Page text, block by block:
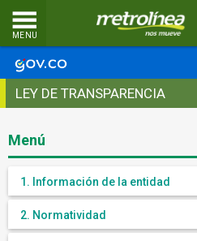
MENU
LEY DE TRANSPARENCIA
Menú
1. Información de la entidad
2. Normatividad